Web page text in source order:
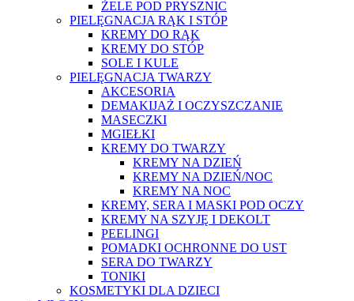
ŻELE POD PRYSZNIC
PIELĘGNACJA RĄK I STÓP
KREMY DO RĄK
KREMY DO STÓP
SOLE I KULE
PIELĘGNACJA TWARZY
AKCESORIA
DEMAKIJAŻ I OCZYSZCZANIE
MASECZKI
MGIEŁKI
KREMY DO TWARZY
KREMY NA DZIEŃ
KREMY NA DZIEŃ/NOC
KREMY NA NOC
KREMY, SERA I MASKI POD OCZY
KREMY NA SZYJĘ I DEKOLT
PEELINGI
POMADKI OCHRONNE DO UST
SERA DO TWARZY
TONIKI
KOSMETYKI DLA DZIECI